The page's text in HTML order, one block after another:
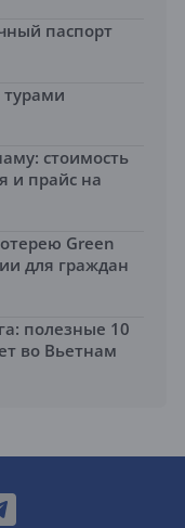
паспорт
стоимость
и прайс на
Green
для граждан
полезные 10
во Вьетнам